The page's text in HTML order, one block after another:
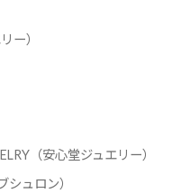
ー）
（安心堂ジュエリー）
シュロン）